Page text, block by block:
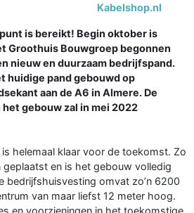
Kabelshop.nl
is bereikt! Begin oktober is
Groothuis Bouwgroep begonnen
nieuw en duurzaam bedrijfspand.
huidige pand gebouwd op
aan de A6 in Almere. De
gebouw zal in mei 2022
helemaal klaar voor de toekomst. Zo
geplaatst en is het gebouw volledig
bedrijfshuisvesting omvat zo’n 6200
van maar liefst 12 meter hoog.
en voorzieningen in het toekomstige